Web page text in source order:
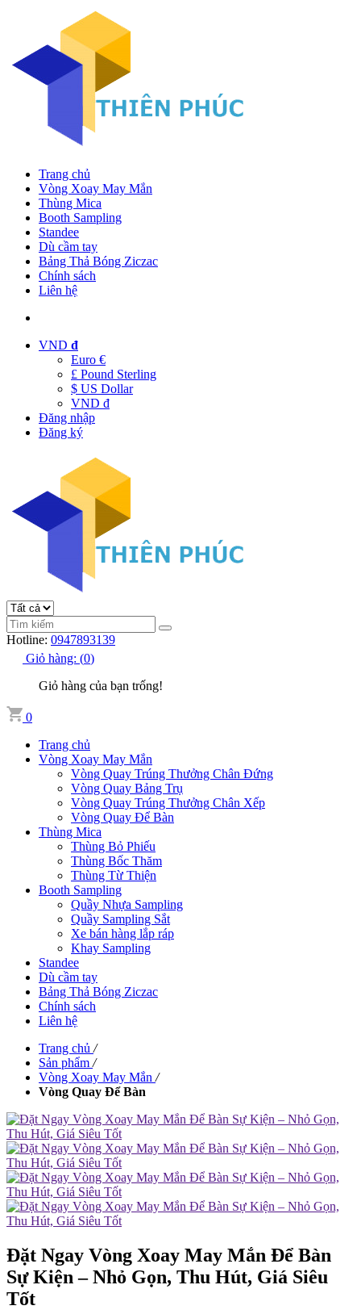
Trang chủ
Vòng Xoay May Mắn
Thùng Mica
Booth Sampling
Standee
Dù cầm tay
Bảng Thả Bóng Ziczac
Chính sách
Liên hệ
VND đ
Euro €
£ Pound Sterling
$ US Dollar
VND đ
Đăng nhập
Đăng ký
Hotline: 0947893139
Giỏ hàng: (0)
Giỏ hàng của bạn trống!
0
Trang chủ
Vòng Xoay May Mắn
Vòng Quay Trúng Thưởng Chân Đứng
Vòng Quay Bảng Trụ
Vòng Quay Trúng Thưởng Chân Xếp
Vòng Quay Để Bàn
Thùng Mica
Thùng Bỏ Phiếu
Thùng Bốc Thăm
Thùng Từ Thiện
Booth Sampling
Quầy Nhựa Sampling
Quầy Sampling Sắt
Xe bán hàng lắp ráp
Khay Sampling
Standee
Dù cầm tay
Bảng Thả Bóng Ziczac
Chính sách
Liên hệ
Trang chủ /
Sản phẩm /
Vòng Xoay May Mắn /
Vòng Quay Để Bàn
Đặt Ngay Vòng Xoay May Mắn Để Bàn
Sự Kiện – Nhỏ Gọn, Thu Hút, Giá Siêu
Tốt